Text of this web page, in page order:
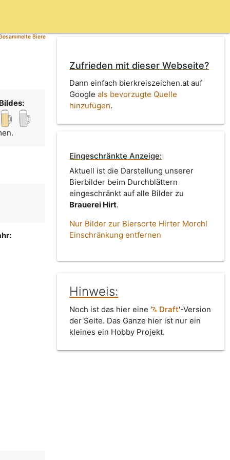
Biere
Zufrieden mit dieser Webseite?
Dann einfach bierkreiszeichen.at auf
Googleals bevorzugte Quelle
hinzufügen.
Eingeschränkte Anzeige:
Aktuell ist die Darstellung unserer
Bierbilder beim Durchblättern
eingeschränkt auf alle Bilder zu
Brauerei Hirt.
Nur Bilder zur Biersorte Hirter Morchl
Einschränkung entfernen
Hinweis:
Noch ist das hier eine ' Draft'-Version
der Seite. Das Ganze hier ist nur ein
kleines ein Hobby Projekt.